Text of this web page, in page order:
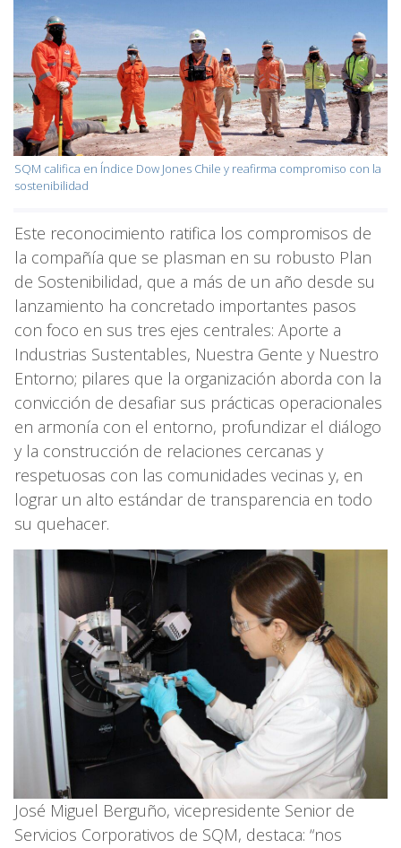
SQM califica en Índice Dow Jones Chile y reafirma compromiso con la
sostenibilidad
Este reconocimiento ratifica los compromisos de
la compañía que se plasman en su robusto Plan
de Sostenibilidad, que a más de un año desde su
lanzamiento ha concretado importantes pasos
con foco en sus tres ejes centrales: Aporte a
Industrias Sustentables, Nuestra Gente y Nuestro
Entorno; pilares que la organización aborda con la
convicción de desafiar sus prácticas operacionales
en armonía con el entorno, profundizar el diálogo
y la construcción de relaciones cercanas y
respetuosas con las comunidades vecinas y, en
lograr un alto estándar de transparencia en todo
su quehacer.
José Miguel Berguño, vicepresidente Senior de
Servicios Corporativos de SQM, destaca: “nos